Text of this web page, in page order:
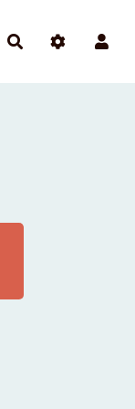
Rechercher